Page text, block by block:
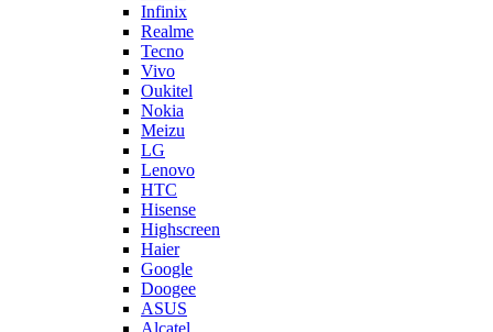
Infinix
Realme
Tecno
Vivo
Oukitel
Nokia
Meizu
LG
Lenovo
HTC
Hisense
Highscreen
Haier
Google
Doogee
ASUS
Alcatel